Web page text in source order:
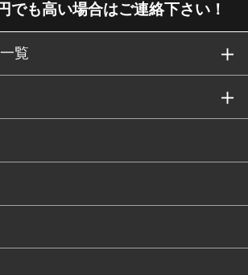
でも高い場合はご連絡下さい！
覧